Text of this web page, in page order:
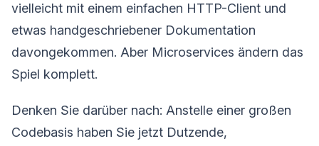
vielleicht mit einem einfachen HTTP-Client und
etwas handgeschriebener Dokumentation
davongekommen. Aber Microservices ändern das
Spiel komplett.
Denken Sie darüber nach: Anstelle einer großen
Codebasis haben Sie jetzt Dutzende,